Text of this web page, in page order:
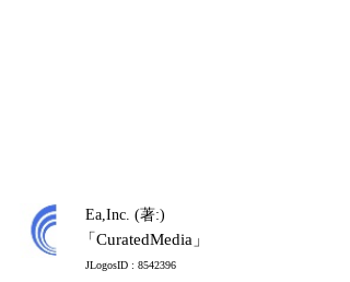
Ea,Inc. (著:)
「CuratedMedia」
JLogosID : 8542396